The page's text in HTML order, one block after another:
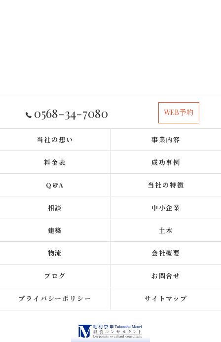
0568-34-7080 WEB予約
当社の想い 事業内容
料金表 成功事例
Q&A 当社の特徴
相談 中小企業
建築 土木
物流 会社概要
ブログ お問合せ
プライバシーポリシー サイトマップ